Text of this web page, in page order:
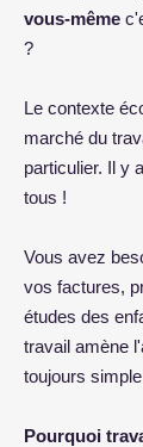
vous-même
?
Le contexte
marché du
particulier. Il y
tous !
Vous avez
vos factures,
études des
travail amène
toujours
Pourquoi